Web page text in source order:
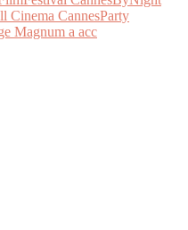
Magnum a acc